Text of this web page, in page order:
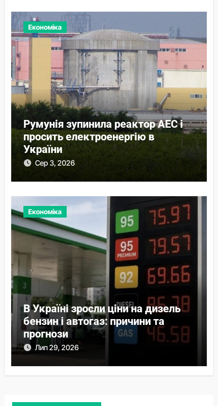
Економіка
Румунія зупинила реактор АЕС і
просить електроенергію в
України
Сер 3, 2026
Економіка
В Україні зросли ціни на дизель
бензин і автогаз: причини та
прогнози
Лип 29, 2026